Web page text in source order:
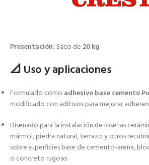
Presentación: Saco de 20 kg
📐 Uso y aplicaciones
Formulado como adhesivo base cemento
modificado con aditivos para mejorar
Diseñado para la instalación de losetas
mármol, piedra natural, terrazo y otros
sobre superficies base de cemento-arena,
o concreto rugoso.